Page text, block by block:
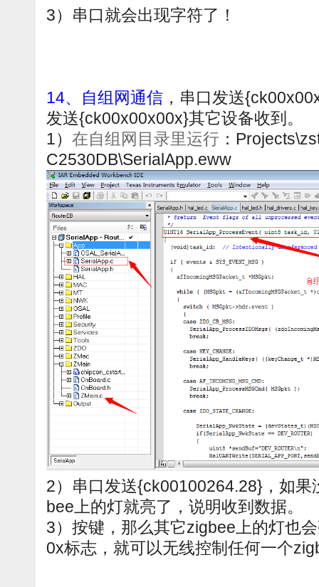
3）串口就会出现字符了！
14、自组网通信 ，串口发送
发送{ck00x00x00x}其它设备收到。
1） 在自组网目录里运行 ：
C2530DB\SerialApp.eww
2）串口发送{ck00100264.28}，如
bee上的灯就亮了，说明收到数据。
3）按键，那么其它zigbee上的灯也
0x标志，就可以无线控制任何一个